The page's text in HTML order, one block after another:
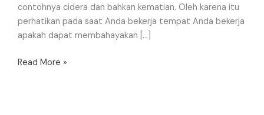
contohnya cidera dan bahkan kematian. Oleh karena itu
perhatikan pada saat Anda bekerja tempat Anda bekerja
apakah dapat membahayakan […]
Read More »